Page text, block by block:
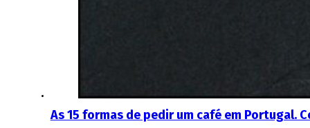
As 15 formas de pedir um café em Portugal.